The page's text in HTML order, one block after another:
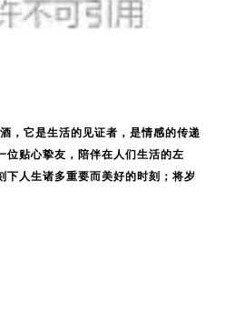
，它是生活的见证者，是情感的传递
位贴心挚友，陪伴在人们生活的左
下人生诸多重要而美好的时刻；将岁